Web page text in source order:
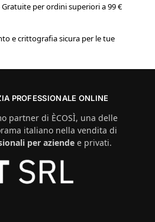
Gratuite per ordini superiori a 99 €
e crittografia sicura per le tue
PROFESSIONALE ONLINE
partner di ÈCOSÌ, una delle
italiano nella vendita di
per aziende e privati.